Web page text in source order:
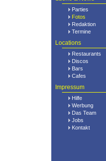
Parties
Fotos
Redaktion
Termine
Locations
Restaurants
Discos
Bars
Cafes
Impressum
Hilfe
Werbung
Das Team
Jobs
Kontakt